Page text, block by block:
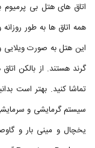
اتاق های هتل بی پرمیوم
همه اتاق ها به طور
این هتل به صورت ویلایی
گرند هستند. از بالکن
تماشا کنید. بهتر است
سیستم گرمایشی و